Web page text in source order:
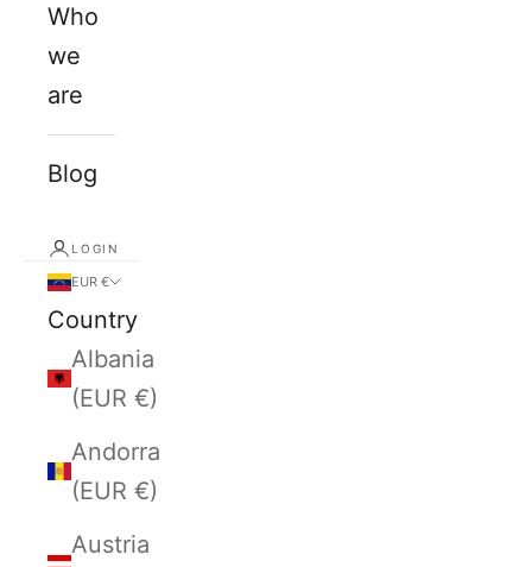
Who
we
are
Blog
LOGIN
EUR €
Country
Albania
(EUR €)
Andorra
(EUR €)
Austria